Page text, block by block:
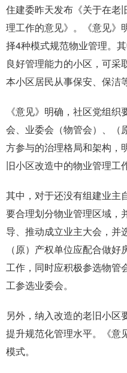
住建委昨天发布《关于在老
理工作的意见》。《意见》
择4种模式规范物业管理。
良好管理能力的小区，可采
本小区居民从事保安、保洁
《意见》明确，社区党组
会、业委会（物管会）、（
方参与的治理格局和架构，
旧小区改造中的物业管理工作
其中，对于还没有组建业主
要合理划分物业管理区域，
导、推动成立业主大会，并
（原）产权单位应配合做
工作，同时应积极参选物管
工参选业委会。
另外，纳入改造的老旧小区
提升规范化管理水平。《意
模式。